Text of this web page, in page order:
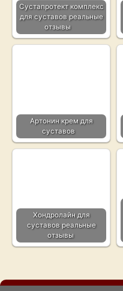
Сустапротект комплекс
для суставов реальные
отзывы
Артонин крем для
суставов
Хондролайн для
суставов реальные
отзывы